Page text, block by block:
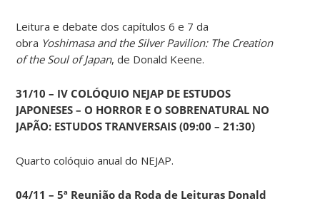
Leitura e debate dos capítulos 6 e 7 da
obra Yoshimasa and the Silver Pavilion: The Creation
of the Soul of Japan, de Donald Keene.
31/10 – IV COLÓQUIO NEJAP DE ESTUDOS
JAPONESES – O HORROR E O SOBRENATURAL NO
JAPÃO: ESTUDOS TRANVERSAIS (09:00 – 21:30)
Quarto colóquio anual do NEJAP.
04/11 – 5ª Reunião da Roda de Leituras Donald